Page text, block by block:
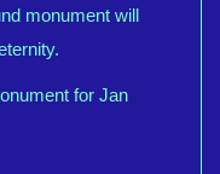
monument will
for Jan